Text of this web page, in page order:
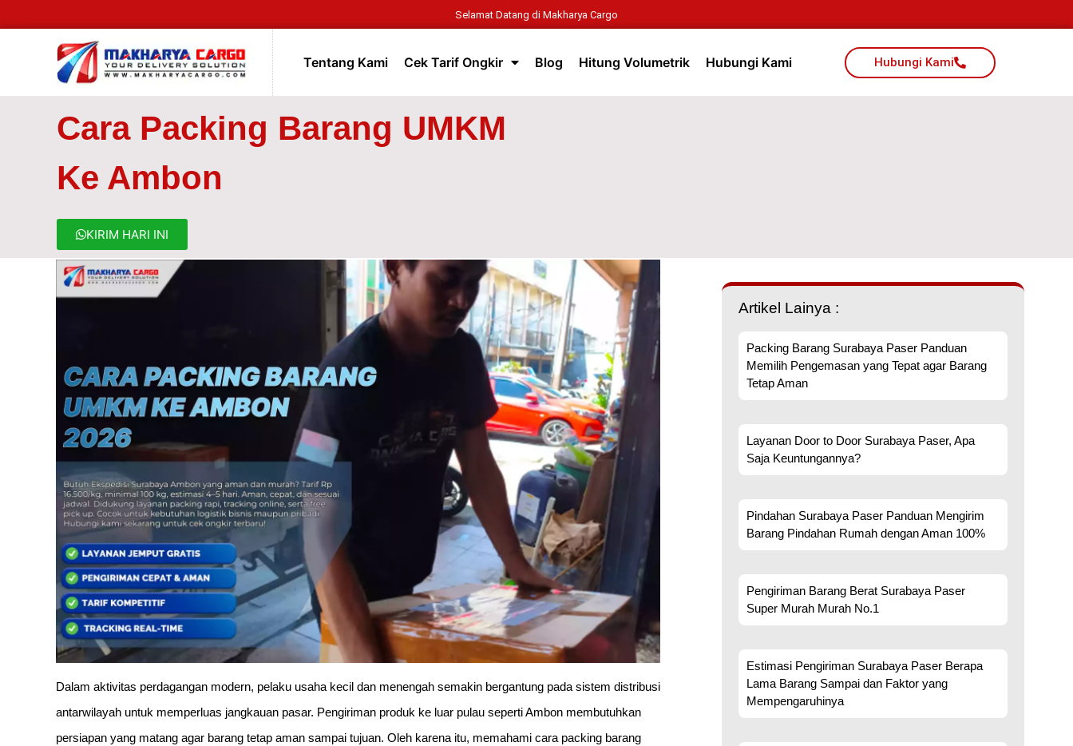
Selamat Datang di Makharya Cargo
Tentang Kami Cek Tarif Ongkir Blog Hitung Volumetrik Hubungi Kami Hubungi Kami
Cara Packing Barang UMKM
Ke Ambon
KIRIM HARI INI
Dalam aktivitas perdagangan modern, pelaku usaha kecil dan menengah semakin bergantung pada sistem distribusi
antarwilayah untuk memperluas jangkauan pasar. Pengiriman produk ke luar pulau seperti Ambon membutuhkan
persiapan yang matang agar barang tetap aman sampai tujuan. Oleh karena itu, memahami cara packing barang
Artikel Lainya :
Packing Barang Surabaya Paser Panduan
Memilih Pengemasan yang Tepat agar Barang
Tetap Aman
Layanan Door to Door Surabaya Paser, Apa
Saja Keuntungannya?
Pindahan Surabaya Paser Panduan Mengirim
Barang Pindahan Rumah dengan Aman 100%
Pengiriman Barang Berat Surabaya Paser
Super Murah Murah No.1
Estimasi Pengiriman Surabaya Paser Berapa
Lama Barang Sampai dan Faktor yang
Mempengaruhinya